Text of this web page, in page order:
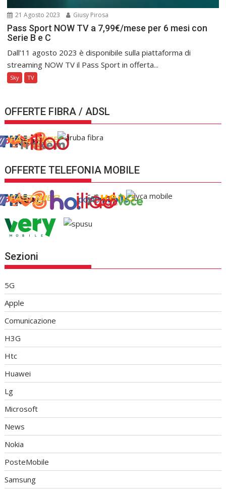
21 Agosto 2023 Giusy Pirosa
Pass Sport NOW TV a 7,99€/mese per 6 mesi con
Serie B e C
Dall’11 agosto 2023 è disponibile sulla piattaforma di
streaming NOW TV il Pass Sport in offerta...
Sky TV
OFFERTE FIBRA / ADSL
OFFERTE TELEFONIA MOBILE
Sezioni
5G
Apple
Comunicazione
H3G
Htc
Huawei
Lg
Microsoft
News
Nokia
PosteMobile
Samsung